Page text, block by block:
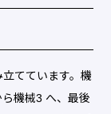
てています。機
機械3 へ、最後